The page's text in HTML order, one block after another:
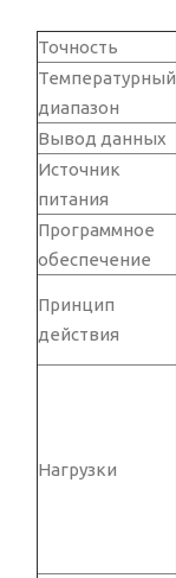
Точность
Температурный
диапазон
Вывод данных
Источник
питания
Программное
обеспечение
Принцип
действия
Нагрузки